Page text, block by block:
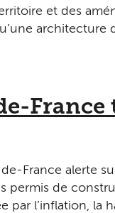
et des
architecture
France
France alerte
permis de
par l’inflation, la